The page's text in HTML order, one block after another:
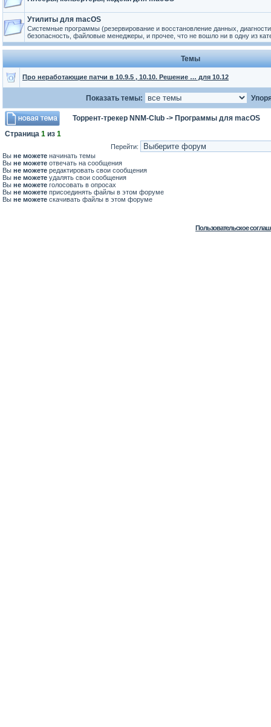
Утилиты для macOS
Системные программы (резервирование и восстановление данных,
безопасность, файловые менеджеры, и прочее, что не вошло ни в одну из
Темы
Про неработающие патчи в 10.9.5 , 10.10. Решение … для 10.12
Показать темы:
Торрент-трекер NNM-Club -> Программы для macOS
Страница 1 из 1
Перейти:
Вы не можете начинать темы
Вы не можете отвечать на сообщения
Вы не можете редактировать свои сообщения
Вы не можете удалять свои сообщения
Вы не можете голосовать в опросах
Вы не можете присоединять файлы в этом форуме
Вы не можете скачивать файлы в этом форуме
Пользовательское